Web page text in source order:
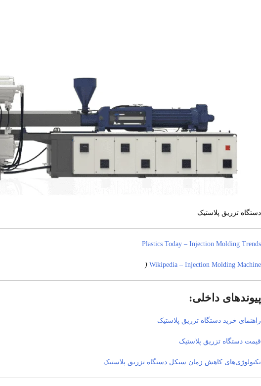
دستگاه تزریق پلاستیک
Plastics Today – Injection Molding Trends
Wikipedia – Injection Molding Machine
(
پیوندهای داخلی:
راهنمای خرید دستگاه تزریق پلاستیک
قیمت دستگاه تزریق پلاستیک
تکنولوژی‌های کاهش زمان سیکل دستگاه تزریق پلاستیک